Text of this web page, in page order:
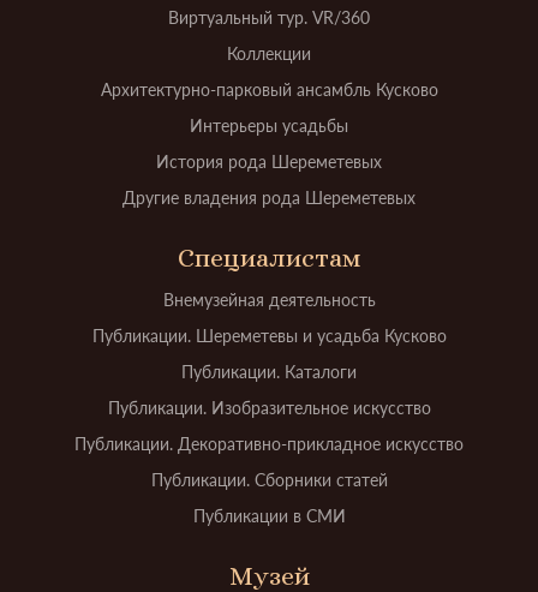
Виртуальный тур. VR/360
Коллекции
Архитектурно-парковый ансамбль Кусково
Интерьеры усадьбы
История рода Шереметевых
Другие владения рода Шереметевых
Специалистам
Внемузейная деятельность
Публикации. Шереметевы и усадьба Кусково
Публикации. Каталоги
Публикации. Изобразительное искусство
Публикации. Декоративно-прикладное искусство
Публикации. Сборники статей
Публикации в СМИ
Музей